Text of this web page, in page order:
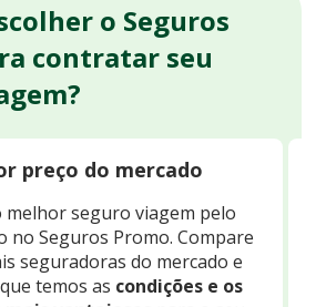
o Seguros
contratar seu
preço do mercado
melhor seguro viagem pelo
no Seguros Promo. Compare
seguradoras do mercado e
temos as condições e os